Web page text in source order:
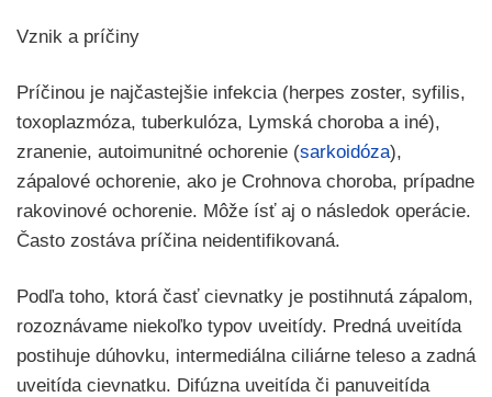
Vznik a príčiny
Príčinou je najčastejšie infekcia (herpes zoster, syfilis,
toxoplazmóza, tuberkulóza, Lymská choroba a iné),
zranenie, autoimunitné ochorenie (sarkoidóza),
zápalové ochorenie, ako je Crohnova choroba, prípadne
rakovinové ochorenie. Môže ísť aj o následok operácie.
Často zostáva príčina neidentifikovaná.
Podľa toho, ktorá časť cievnatky je postihnutá zápalom,
rozoznávame niekoľko typov uveitídy. Predná uveitída
postihuje dúhovku, intermediálna ciliárne teleso a zadná
uveitída cievnatku. Difúzna uveitída či panuveitída